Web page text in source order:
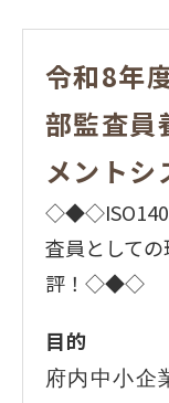
令和8年
部監査員
メントシ
査員として
評！◇◆◇
目的
府内中小企